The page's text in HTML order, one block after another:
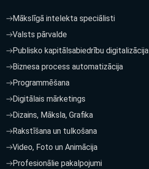
Mākslīgā intelekta speciālisti
Valsts pārvalde
Publisko kapitālsabiedrību digitalizācija
Biznesa process automatizācija
Programmēšana
Digitālais mārketings
Dizains, Māksla, Grafika
Rakstīšana un tulkošana
Video, Foto un Animācija
Profesionālie pakalpojumi